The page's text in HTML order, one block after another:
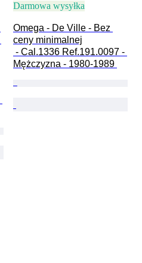
Darmowa wysyłka
Omega - De Ville - Bez
ceny minimalnej
Mężczyzna - 1980-1989